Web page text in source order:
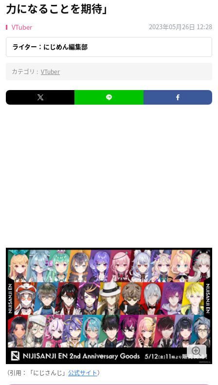
力になることを期待」
VTuber 2023年05月26日 12:28
ライター：にじめん編集部
カテゴリ : VTuber
（引用：「にじさんじ」 公式サイト）